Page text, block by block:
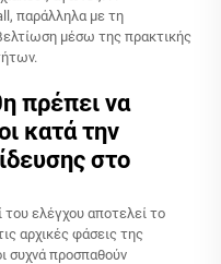
παράλληλα με τη
μέσω της πρακτικής
πρέπει να
κατά την
στο
ελέγχου αποτελεί το
αρχικές φάσεις της
συχνά προσπαθούν